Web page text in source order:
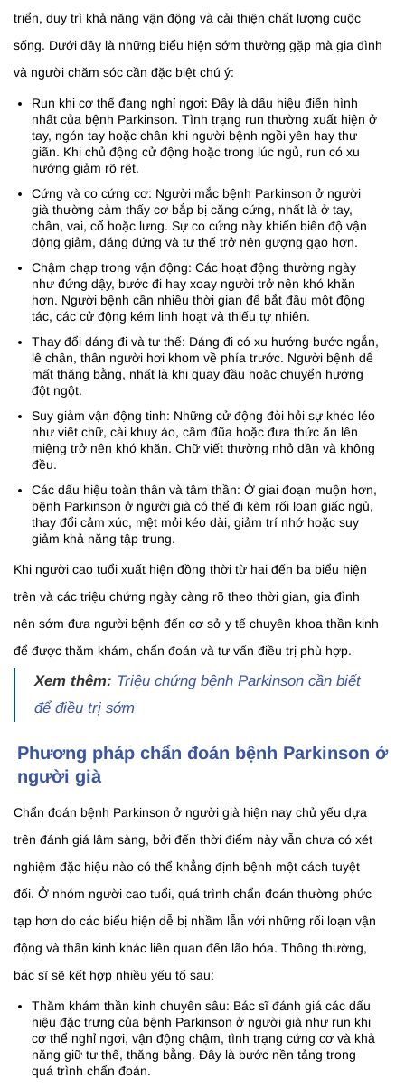
triển, duy trì khả năng vận động và cải thiện chất lượng cuộc
sống. Dưới đây là những biểu hiện sớm thường gặp mà gia đình
và người chăm sóc cần đặc biệt chú ý:
Run khi cơ thể đang nghỉ ngơi: Đây là dấu hiệu điển hình
nhất của bệnh Parkinson. Tình trạng run thường xuất hiện ở
tay, ngón tay hoặc chân khi người bệnh ngồi yên hay thư
giãn. Khi chủ động cử động hoặc trong lúc ngủ, run có xu
hướng giảm rõ rệt.
Cứng và co cứng cơ: Người mắc bệnh Parkinson ở người
già thường cảm thấy cơ bắp bị căng cứng, nhất là ở tay,
chân, vai, cổ hoặc lưng. Sự co cứng này khiến biên độ vận
động giảm, dáng đứng và tư thế trở nên gượng gạo hơn.
Chậm chạp trong vận động: Các hoạt động thường ngày
như đứng dậy, bước đi hay xoay người trở nên khó khăn
hơn. Người bệnh cần nhiều thời gian để bắt đầu một động
tác, các cử động kém linh hoạt và thiếu tự nhiên.
Thay đổi dáng đi và tư thế: Dáng đi có xu hướng bước ngắn,
lê chân, thân người hơi khom về phía trước. Người bệnh dễ
mất thăng bằng, nhất là khi quay đầu hoặc chuyển hướng
đột ngột.
Suy giảm vận động tinh: Những cử động đòi hỏi sự khéo léo
như viết chữ, cài khuy áo, cầm đũa hoặc đưa thức ăn lên
miệng trở nên khó khăn. Chữ viết thường nhỏ dần và không
đều.
Các dấu hiệu toàn thân và tâm thần: Ở giai đoạn muộn hơn,
bệnh Parkinson ở người già có thể đi kèm rối loạn giấc ngủ,
thay đổi cảm xúc, mệt mỏi kéo dài, giảm trí nhớ hoặc suy
giảm khả năng tập trung.
Khi người cao tuổi xuất hiện đồng thời từ hai đến ba biểu hiện
trên và các triệu chứng ngày càng rõ theo thời gian, gia đình
nên sớm đưa người bệnh đến cơ sở y tế chuyên khoa thần kinh
để được thăm khám, chẩn đoán và tư vấn điều trị phù hợp.
Xem thêm: Triệu chứng bệnh Parkinson cần biết
để điều trị sớm
Phương pháp chẩn đoán bệnh Parkinson ở
người già
Chẩn đoán bệnh Parkinson ở người già hiện nay chủ yếu dựa
trên đánh giá lâm sàng, bởi đến thời điểm này vẫn chưa có xét
nghiệm đặc hiệu nào có thể khẳng định bệnh một cách tuyệt
đối. Ở nhóm người cao tuổi, quá trình chẩn đoán thường phức
tạp hơn do các biểu hiện dễ bị nhầm lẫn với những rối loạn vận
động và thần kinh khác liên quan đến lão hóa. Thông thường,
bác sĩ sẽ kết hợp nhiều yếu tố sau:
Thăm khám thần kinh chuyên sâu: Bác sĩ đánh giá các dấu
hiệu đặc trưng của bệnh Parkinson ở người già như run khi
cơ thể nghỉ ngơi, vận động chậm, tình trạng cứng cơ và khả
năng giữ tư thế, thăng bằng. Đây là bước nền tảng trong
quá trình chẩn đoán.